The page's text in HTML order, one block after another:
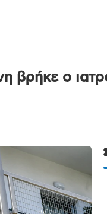
βρήκε ο